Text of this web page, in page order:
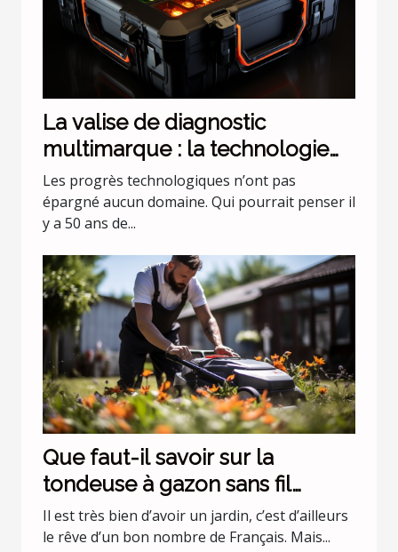
La valise de diagnostic
multimarque : la technologie
évolue !
Les progrès technologiques n’ont pas
épargné aucun domaine. Qui pourrait penser il
y a 50 ans de...
Que faut-il savoir sur la
tondeuse à gazon sans fil
batterie 36 v Black+Decker
CLMA4820L2-QW ?
Il est très bien d’avoir un jardin, c’est d’ailleurs
le rêve d’un bon nombre de Français. Mais...